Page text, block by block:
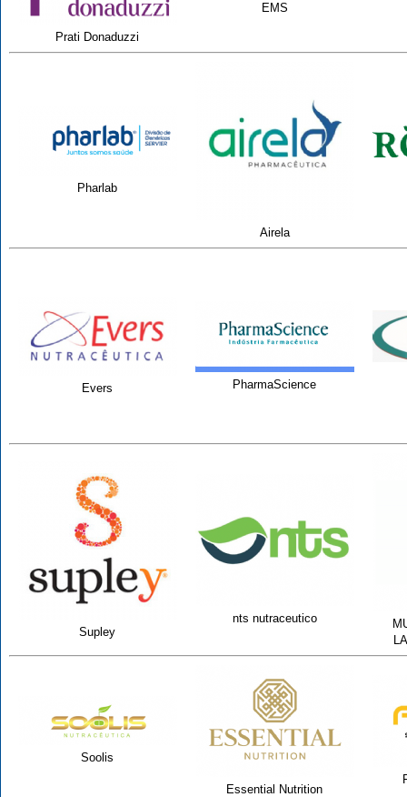
Prati Donaduzzi
EMS
Pharlab
Airela
Evers PharmaScience
Supley
nts nutraceutico
Soolis
Essential Nutrition